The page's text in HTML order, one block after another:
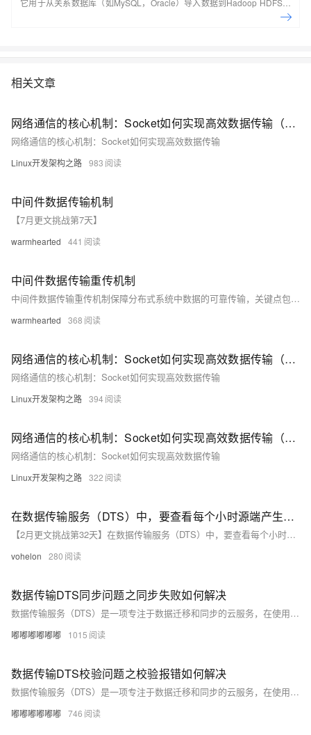
它用于从关系数据库（如MySQL，Oracle）导入数据到Hadoop HDFS，
并从Hadoop文件系统导出到关系数据库。 本课程主要讲解了Sqoop的设
相关文章
网络通信的核心机制：Socket如何实现高效数据传输（上）
网络通信的核心机制：Socket如何实现高效数据传输
Linux开发架构之路 983
中间件数据传输机制
【7月更文挑战第7天】
warmhearted 441
中间件数据传输重传机制
中间件数据传输重传机制保障分布式系统中数据的可靠传输，关键点包括确认应答（发送方等待接收方ACK）、超时重传（设定数据包超时时间）、序列号与窗口控制（有序重组及提高效率）、流量与拥塞控制（避免接收方缓冲区溢出和网络拥塞）、错误检测（使用校验和等检测并重传错误数据包）、日志重试策略（记录失败信息并动态调整策略）以及备份容错（使用备份服务器保证数据可用性）。这些机制确保数据在复杂网络环境下的完整性和一致性。
warmhearted 368
网络通信的核心机制：Socket如何实现高效数据传输（下）
网络通信的核心机制：Socket如何实现高效数据传输
Linux开发架构之路 394
网络通信的核心机制：Socket如何实现高效数据传输（中）
网络通信的核心机制：Socket如何实现高效数据传输
Linux开发架构之路 322
在数据传输服务（DTS）中，要查看每个小时源端产生了多少条数据
【2月更文挑战第32天】在数据传输服务（DTS）中，要查看每个小时源端产生了多少条数据
vohelon 280
数据传输DTS同步问题之同步失败如何解决
数据传输服务（DTS）是一项专注于数据迁移和同步的云服务，在使用过程中可能遇到多种问题，本合集精选常见的DTS数据传输问题及其答疑解惑，以助用户顺利实现数据流转。
嘟嘟嘟嘟嘟嘟 1015
数据传输DTS校验问题之校验报错如何解决
数据传输服务（DTS）是一项专注于数据迁移和同步的云服务，在使用过程中可能遇到多种问题，本合集精选常见的DTS数据传输问题及其答疑解惑，以助用户顺利实现数据流转。
嘟嘟嘟嘟嘟嘟 746